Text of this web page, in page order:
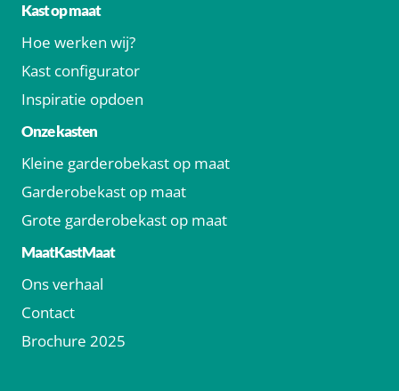
Kast op maat
Hoe werken wij?
Kast configurator
Inspiratie opdoen
Onze kasten
Kleine garderobekast op maat
Garderobekast op maat
Grote garderobekast op maat
MaatKastMaat
Ons verhaal
Contact
Brochure 2025